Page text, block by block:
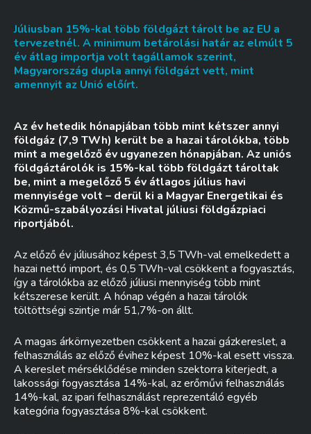
Júliusban 15%-kal több földgázt tárolt be az EU a
tervezetnél. A minimum betárolási határ az elmúlt 5
év átlag importja volt tagállamok szerint,
Magyarország dupla annyi földgázt vett, mint
amennyit az Unió előírt.
Az év hetedik hónapjában több mint kétszer annyi
földgáz (7,9 TWh) került be a hazai tárolókba, több
mint a megelőző év ugyanezen hónapjában. Az uniós
földgáztárolók is 15%-kal több földgázt tároltak
be, mint a megelőző 5 év átlagos július havi
mennyisége volt – derül ki a Magyar Energetikai és
Közmű-szabályozási Hivatal júliusi földgázpiaci
riportjából.
Az előző év júliusához képest 3,5 TWh-val emelkedett a
hazai nettó import, és 0,5 TWh-val csökkent a fogyasztás,
így a tárolókba az előző júliusi mennyiség több mint
kétszerese került. A hónap végén a hazai tárolók
töltöttségi szintje már 51,7%-on állt.
A magas árkörnyezetben csökkent a hazai gázkereslet, a
felhasználás az előző évihez képest 10%-kal esett vissza.
A kereslet mérséklődése minden szektorra kiterjedt, a
lakossági fogyasztása 14%-kal, az erőművi felhasználás
14%-kal, az ipari felhasználást reprezentáló egyéb
kategória fogyasztása 8%-kal csökkent.